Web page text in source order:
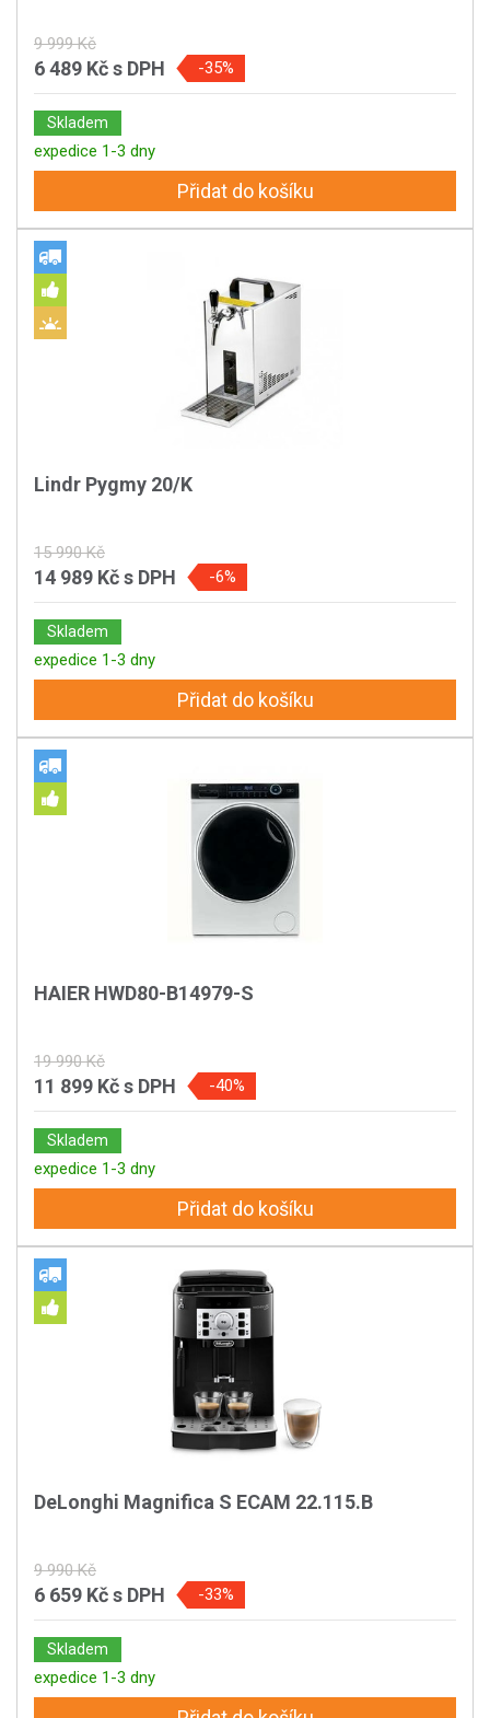
9 999 Kč
6 489 Kčs DPH -35%
Skladem
expedice 1-3 dny
Přidat do košíku
Lindr Pygmy 20/K
15 990 Kč
14 989 Kčs DPH -6%
Skladem
expedice 1-3 dny
Přidat do košíku
HAIER HWD80-B14979-S
19 990 Kč
11 899 Kčs DPH -40%
Skladem
expedice 1-3 dny
Přidat do košíku
DeLonghi Magnifica S ECAM 22.115.B
9 990 Kč
6 659 Kčs DPH -33%
Skladem
expedice 1-3 dny